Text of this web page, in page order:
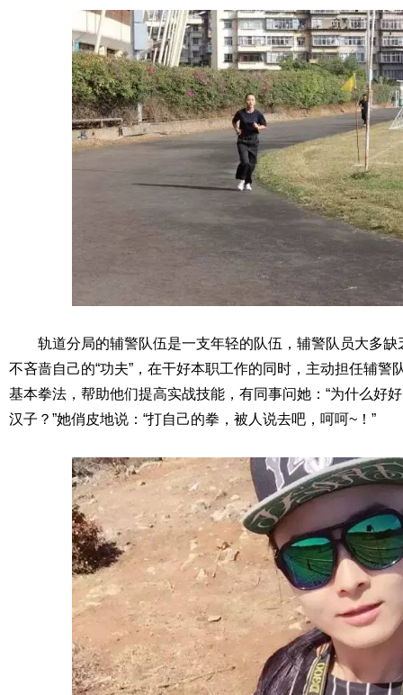
轨道分局的辅警队伍是一支年轻的队伍，辅警队员大多
不吝啬自己的“功夫”，在干好本职工作的同时，主动担任辅警
基本拳法，帮助他们提高实战技能，有同事问她：“为什么好
汉子？”她俏皮地说：“打自己的拳，被人说去吧，呵呵~！”